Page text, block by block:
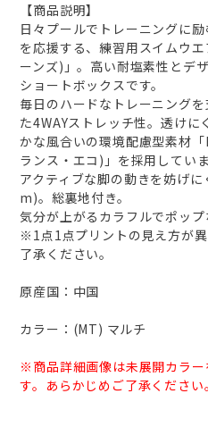
【商品説明】
日々プールでトレーニングに
を応援する、練習用スイムウ
ーンズ)」。高い耐塩素性とデ
ショートボックスです。
毎日のハードなトレーニング
た4WAYストレッチ性。透けに
かな風合いの環境配慮型素材
ランス・エコ)」を採用していま
アクティブな脚の動きを妨げ
m)。総裏地付き。
気分が上がるカラフルでポップ
※1点1点プリントの見え方が
了承ください。
原産国：中国
カラー：(MT) マルチ
※商品詳細画像は未展開カラ
す。あらかじめご了承ください。